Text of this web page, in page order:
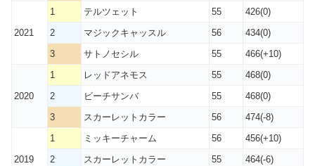
2021
1 テルツェット 55
426(0)
2
マジックキャッスル 56
434(0)
3
サトノセシル 55 466(+10)
2020
1 レッドアネモス 55
468(0)
2
ビーチサンバ 55
468(0)
3
スカーレットカラー 56 474(-8)
2019
1 ミッキーチャーム 56
456(+10)
2
スカーレットカラー 55
464(-6)